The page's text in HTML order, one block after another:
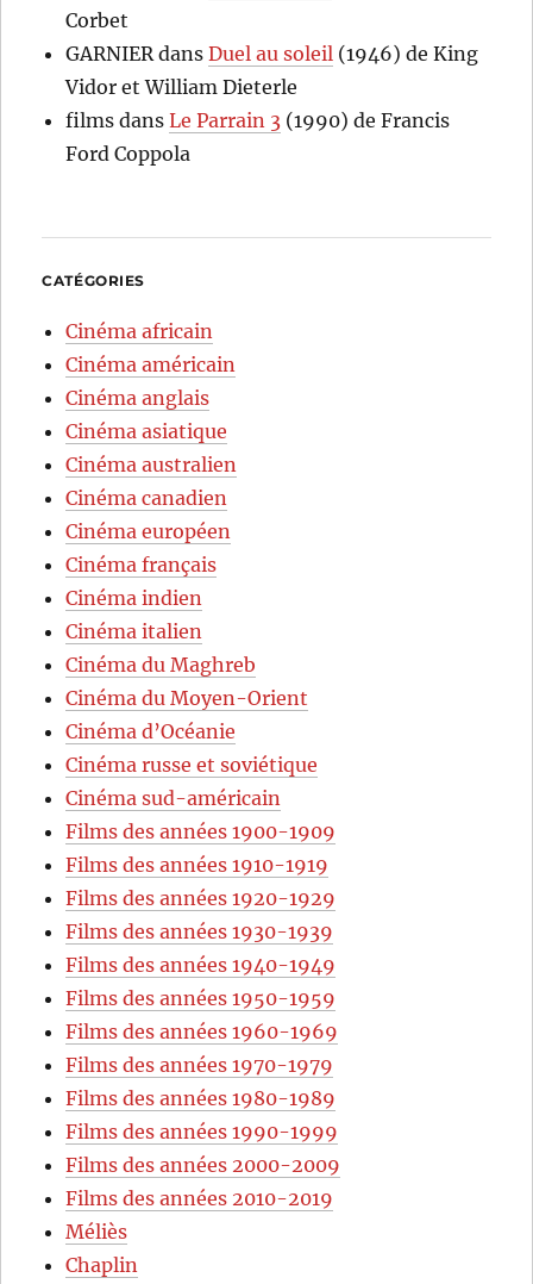
Corbet
GARNIER dansDuel au soleil (1946) de King
Vidor et William Dieterle
films dansLe Parrain 3 (1990) de Francis
Ford Coppola
CATÉGORIES
Cinéma africain
Cinéma américain
Cinéma anglais
Cinéma asiatique
Cinéma australien
Cinéma canadien
Cinéma européen
Cinéma français
Cinéma indien
Cinéma italien
Cinéma du Maghreb
Cinéma du Moyen-Orient
Cinéma d’Océanie
Cinéma russe et soviétique
Cinéma sud-américain
Films des années 1900-1909
Films des années 1910-1919
Films des années 1920-1929
Films des années 1930-1939
Films des années 1940-1949
Films des années 1950-1959
Films des années 1960-1969
Films des années 1970-1979
Films des années 1980-1989
Films des années 1990-1999
Films des années 2000-2009
Films des années 2010-2019
Méliès
Chaplin